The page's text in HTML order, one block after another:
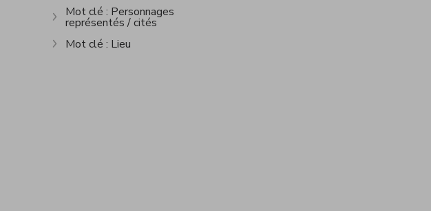
Afficher plus
Mot clé : Personnages
représentés / cités
Afficher plus
Mot clé : Lieu